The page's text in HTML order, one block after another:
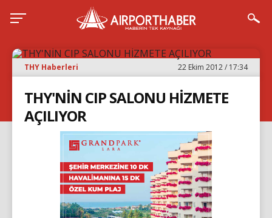
THY Haberleri 22 Ekim 2012 / 17:34
THY'NİN CIP SALONU HİZMETE
AÇILIYOR